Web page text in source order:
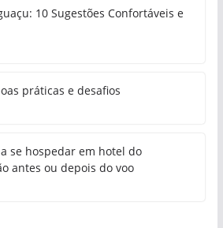
10 Sugestões Confortáveis e
práticas e desafios
se hospedar em hotel do
antes ou depois do voo